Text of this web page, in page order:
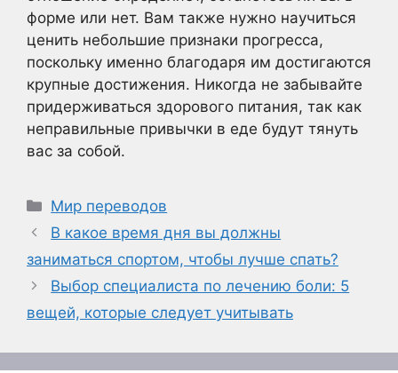
форме или нет. Вам также нужно научиться
ценить небольшие признаки прогресса,
поскольку именно благодаря им достигаются
крупные достижения. Никогда не забывайте
придерживаться здорового питания, так как
неправильные привычки в еде будут тянуть
вас за собой.
Рубрики
Мир переводов
В какое время дня вы должны
заниматься спортом, чтобы лучше спать?
Выбор специалиста по лечению боли: 5
вещей, которые следует учитывать